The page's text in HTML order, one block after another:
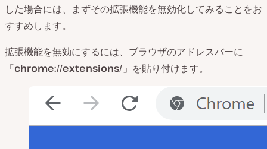
した場合には、まずその拡張機能を無効化してみることをお
すすめします。
拡張機能を無効にするには、ブラウザのアドレスバーに
「chrome://extensions/ 」を貼り付けます。